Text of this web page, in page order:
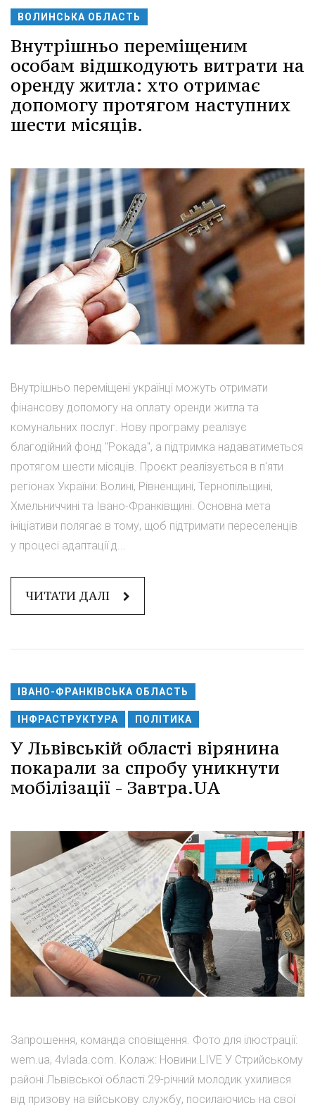
ВОЛИНСЬКА ОБЛАСТЬ
Внутрішньо переміщеним
особам відшкодують витрати на
оренду житла: хто отримає
допомогу протягом наступних
шести місяців.
Внутрішньо переміщені українці можуть отримати
фінансову допомогу на оплату оренди житла та
комунальних послуг. Нову програму реалізує
благодійний фонд "Рокада", а підтримка надаватиметься
протягом шести місяців. Проєкт реалізується в п'яти
регіонах України: Волині, Рівненщині, Тернопільщині,
Хмельниччині та Івано-Франківщині. Основна мета
ініціативи полягає в тому, щоб підтримати переселенців
у процесі адаптації д...
ЧИТАТИ ДАЛІ
ІВАНО-ФРАНКІВСЬКА ОБЛАСТЬ
ІНФРАСТРУКТУРА ПОЛІТИКА
У Львівській області вірянина
покарали за спробу уникнути
мобілізації - Завтра.UA
Запрошення, команда сповіщення. Фото для ілюстрації:
wem.ua, 4vlada.com. Колаж: Новини.LIVE У Стрийському
районі Львівської області 29-річний молодик ухилився
від призову на військову службу, посилаючись на свої